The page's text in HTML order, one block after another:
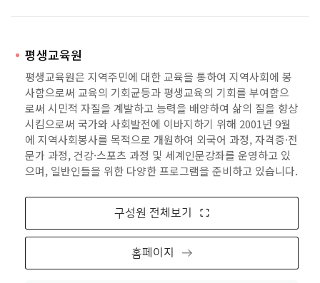
평생교육원
평생교육원은 지역주민에 대한 교육을 통하여 지역사회에 봉
사함으로써 교육의 기회균등과 평생교육의 기회를 부여함으
로써 시민적 자질을 계발하고 능력을 배양하여 삶의 질을 향상
시킴으로써 국가와 사회발전에 이바지하기 위해 2001년 9월
에 지역사회봉사를 목적으로 개원하여 외국어 과정, 자격증·전
문가 과정, 건강·스포츠 과정 및 세계인문강좌를 운영하고 있
으며, 일반인들을 위한 다양한 프로그램을 준비하고 있습니다.
구성원 전체보기
홈페이지